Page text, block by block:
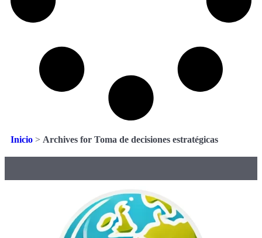
Inicio > Archives for Toma de decisiones estratégicas